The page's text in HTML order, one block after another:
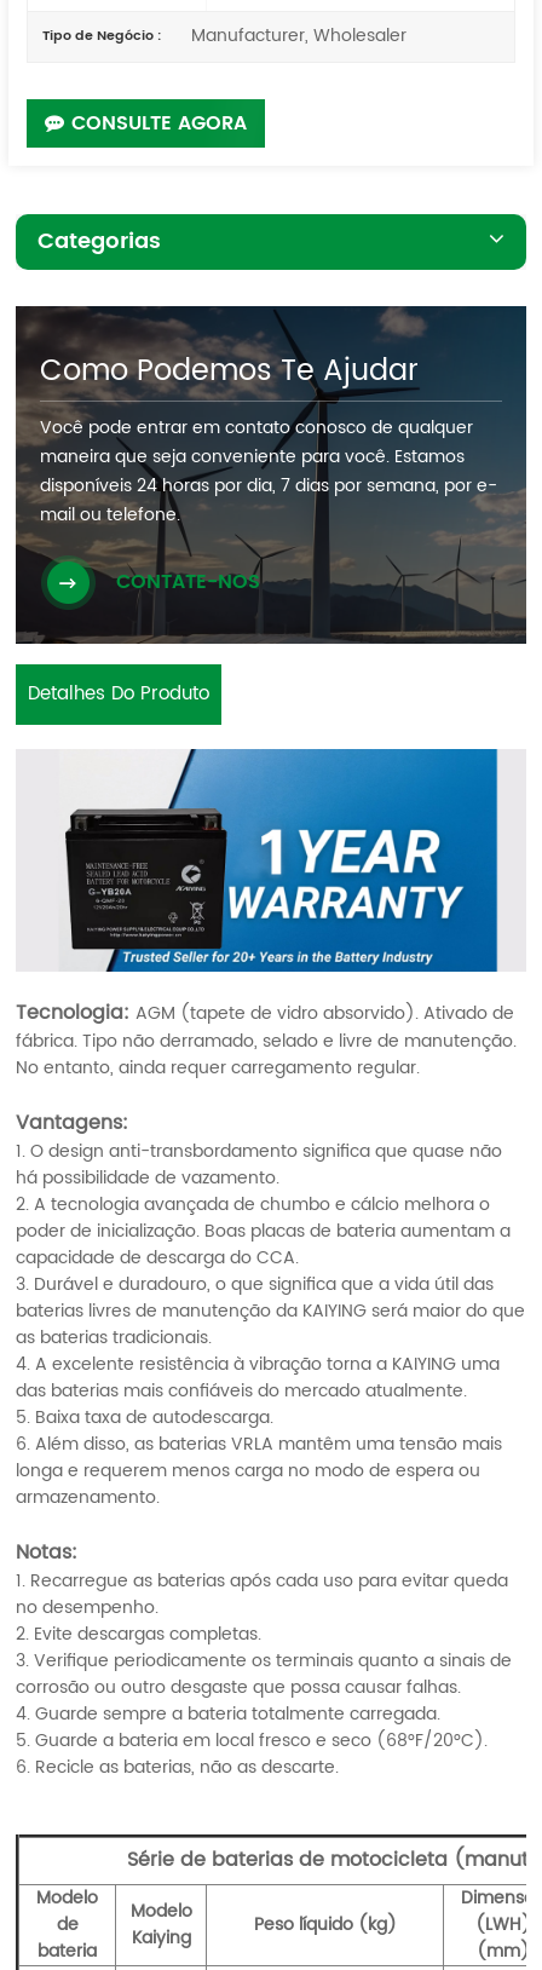
Tipo de Negócio : Manufacturer, Wholesaler
CONSULTE AGORA
Categorias
Como Podemos Te Ajudar
Você pode entrar em contato conosco de qualquer
maneira que seja conveniente para você. Estamos
disponíveis 24 horas por dia, 7 dias por semana, por e-
mail ou telefone.
CONTATE-NOS
Detalhes Do Produto
Tecnologia: AGM (tapete de vidro absorvido). Ativado de
fábrica. Tipo não derramado, selado e livre de manutenção.
No entanto, ainda requer carregamento regular.
Vantagens:
1. O design anti-transbordamento significa que quase não
há possibilidade de vazamento.
2. A tecnologia avançada de chumbo e cálcio melhora o
poder de inicialização. Boas placas de bateria aumentam a
capacidade de descarga do CCA.
3. Durável e duradouro, o que significa que a vida útil das
baterias livres de manutenção da KAIYING será maior do que
as baterias tradicionais.
4. A excelente resistência à vibração torna a KAIYING uma
das baterias mais confiáveis do mercado atualmente.
5. Baixa taxa de autodescarga.
6. Além disso, as baterias VRLA mantêm uma tensão mais
longa e requerem menos carga no modo de espera ou
armazenamento.
Notas:
1. Recarregue as baterias após cada uso para evitar queda
no desempenho.
2. Evite descargas completas.
3. Verifique periodicamente os terminais quanto a sinais de
corrosão ou outro desgaste que possa causar falhas.
4. Guarde sempre a bateria totalmente carregada.
5. Guarde a bateria em local fresco e seco (68°F/20°C).
6. Recicle as baterias, não as descarte.
Série de baterias de motocicleta
Modelo
de
bateria
Modelo
Kaiying
Peso líquido (kg)
(LWH)
(mm)